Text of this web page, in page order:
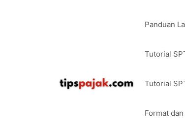
Panduan
Tutorial
Tutorial
Format